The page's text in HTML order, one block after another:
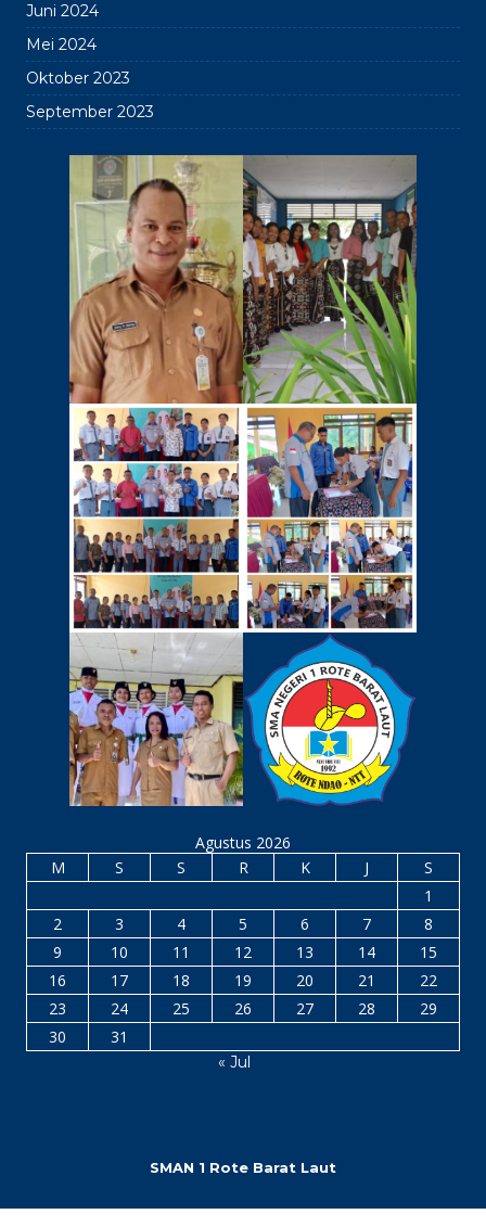
Juni 2024
Mei 2024
Oktober 2023
September 2023
Agustus 2026
M
S S R K J
S
1
2
3 4 5 6 7
8
9
10 11 12 13 14
15
16
17 18 19 20 21
22
23
24 25 26 27 28
29
30
31
« Jul
SMAN 1 Rote Barat Laut